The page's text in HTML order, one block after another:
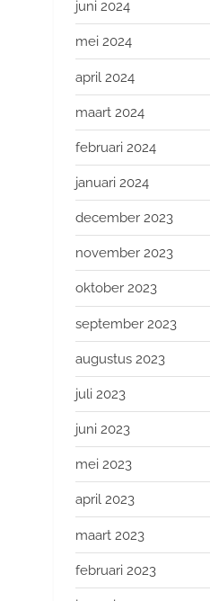
juni 2024
mei 2024
april 2024
maart 2024
februari 2024
januari 2024
december 2023
november 2023
oktober 2023
september 2023
augustus 2023
juli 2023
juni 2023
mei 2023
april 2023
maart 2023
februari 2023